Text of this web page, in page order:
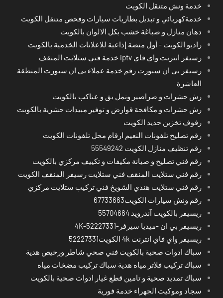
خدمة ونش متنقل الكويت
خدمةكهربائي و تبديل بطاريات سيارات وفحص متنقل الكويت
دهان منازل و صباغة خشب بكل الالوان بالكويت
راديو الكويت - أول منصة إذاعية للاعلانات الخدمية بالكويت
رسيفر انترنت واي فاي iptv خدمة فني ستلايت المنقف
رسيفر بي ان سبورت رقم خدمة عملاء بي ان سبورت المنطقة
العاشرة
رش حشرات و صراصير ونمل بق و عناكب بالكويت
رش حشرات و مكافحة قوارض و توفير مبيدات حشرية بالكويت
رفوف تخزين حديد الكويت
رقم تصليح تلفونات النعيم ارقام محل تلفونات الكويت
رقم تنظيف منازل الكويت 55549242
رقم فني تصليح و صيانة مكيفات و تكييف مركزي بالكويت
رقم فني ستلايت المنقف فني ستلايت رسيفر المنقف الكويت
رقم فني ستلايت هندي الشويخ فني تركيب ستلايت مركزي
رقم ونش سيارات الكويت67733663
ريسيفر بالكويت آندرويد 55704664
ريسيفر بي ان -ميديا سيرفر-4K-52227331
ريسيفر واي فاي انترنت 4k الكويت52227331
سباك ادوات صحية بالكويت فني صحي شاطر ورخيص هدية
سباك تركيب فلاتر مياه هدية سباك تركيب مضخات مياه
سباك تمديد صحية و تامين قطع غيار ادوات صحية بالكويت
سجاد وموكيت الجهراء خدمة فورية